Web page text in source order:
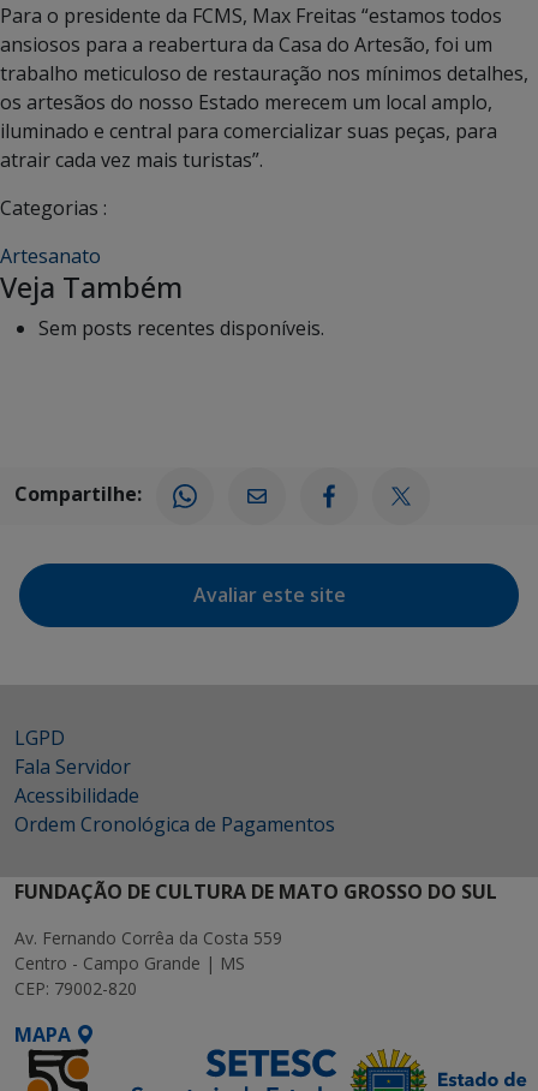
Para o presidente da FCMS, Max Freitas “estamos todos
ansiosos para a reabertura da Casa do Artesão, foi um
trabalho meticuloso de restauração nos mínimos detalhes,
os artesãos do nosso Estado merecem um local amplo,
iluminado e central para comercializar suas peças, para
atrair cada vez mais turistas”.
Categorias :
Artesanato
Veja Também
Sem posts recentes disponíveis.
Compartilhe:
Avaliar este site
LGPD
Fala Servidor
Acessibilidade
Ordem Cronológica de Pagamentos
FUNDAÇÃO DE CULTURA DE MATO GROSSO DO SUL
Av. Fernando Corrêa da Costa 559
Centro - Campo Grande | MS
CEP: 79002-820
MAPA